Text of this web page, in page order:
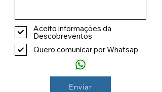
Aceito informações da
Descobreventos
Quero comunicar por Whatsap
Enviar